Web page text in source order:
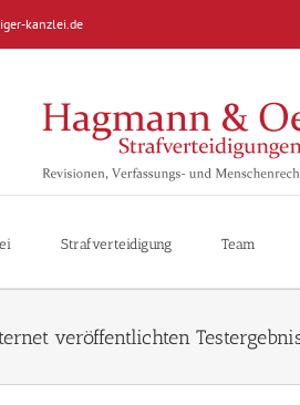
kanzlei.de
Strafverteidigung Team